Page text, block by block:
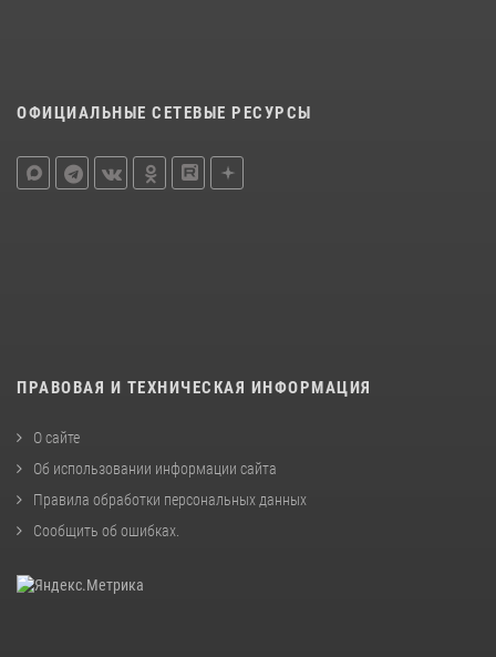
ОФИЦИАЛЬНЫЕ СЕТЕВЫЕ РЕСУРСЫ
ПРАВОВАЯ И ТЕХНИЧЕСКАЯ ИНФОРМАЦИЯ
О сайте
Об использовании информации сайта
Правила обработки персональных данных
Сообщить об ошибках